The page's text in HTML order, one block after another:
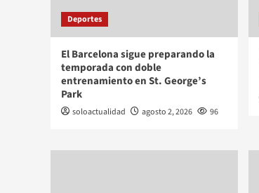
Deportes
El Barcelona sigue preparando la
temporada con doble
entrenamiento en St. George’s
Park
soloactualidad agosto 2, 2026 96